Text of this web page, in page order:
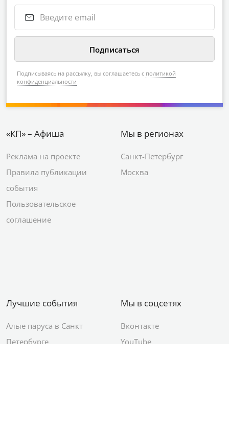
Подписываясь на рассылку, вы соглашаетесь с политикой
конфиденциальности
«КП» – Афиша
Реклама на проекте
Правила публикации
события
Пользовательское
соглашение
Мы в регионах
Санкт-Петербург
Москва
Лучшие события
Алые паруса в Санкт
Петербурге
Мы в соцсетях
Вконтакте
YouTube